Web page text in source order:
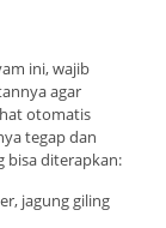
ini, wajib
agar
otomatis
tegap dan
bisa diterapkan:
jagung giling